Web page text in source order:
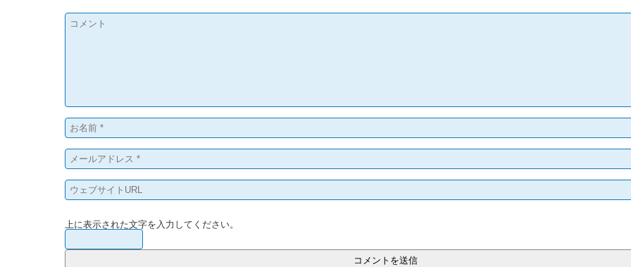
メールアドレスが公開されることはありません。